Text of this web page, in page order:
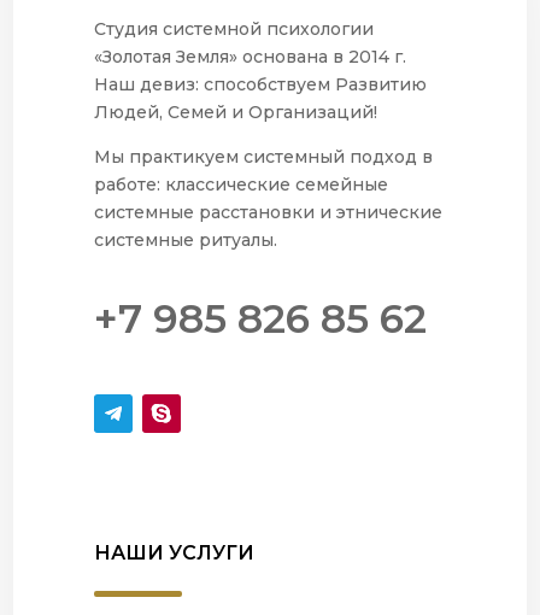
Студия системной психологии
«Золотая Земля» основана в 2014 г.
Наш девиз: способствуем Развитию
Людей, Семей и Организаций!
Мы практикуем системный подход в
работе: классические семейные
системные расстановки и этнические
системные ритуалы.
+7 985 826 85 62
НАШИ УСЛУГИ